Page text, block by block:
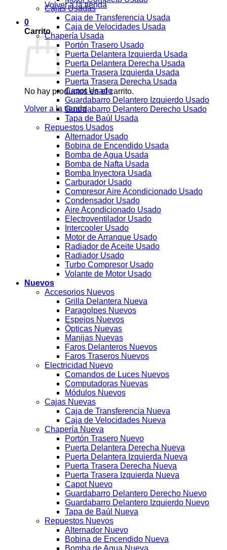
Volver a la tienda
0
Carrito
No hay productos en el carrito.
Volver a la tienda
Cajas Usadas
Caja de Transferencia Usada
Caja de Velocidades Usada
Chapería Usada
Portón Trasero Usado
Puerta Delantera Izquierda Usada
Puerta Delantera Derecha Usada
Puerta Trasera Izquierda Usada
Puerta Trasera Derecha Usada
Capot Usado
Guardabarro Delantero Izquierdo Usado
Guardabarro Delantero Derecho Usado
Tapa de Baúl Usada
Repuestos Usados
Alternador Usado
Bobina de Encendido Usada
Bomba de Agua Usada
Bomba de Nafta Usada
Bomba Inyectora Usada
Carburador Usado
Compresor Aire Acondicionado Usado
Condensador Usado
Aire Acondicionado Usado
Electroventilador Usado
Intercooler Usado
Motor de Arranque Usado
Radiador de Aceite Usado
Radiador Usado
Turbo Compresor Usado
Volante de Motor Usado
Nuevos
Accesorios Nuevos
Grilla Delantera Nueva
Paragolpes Nuevos
Espejos Nuevos
Ópticas Nuevas
Manijas Nuevas
Faros Delanteros Nuevos
Faros Traseros Nuevos
Electricidad Nuevo
Comandos de Luces Nuevos
Computadoras Nuevas
Módulos Nuevos
Cajas Nuevas
Caja de Transferencia Nueva
Caja de Velocidades Nueva
Chapería Nueva
Portón Trasero Nuevo
Puerta Delantera Derecha Nueva
Puerta Delantera Izquierda Nueva
Puerta Trasera Derecha Nueva
Puerta Trasera Izquierda Nueva
Capot Nuevo
Guardabarro Delantero Derecho Nuevo
Guardabarro Delantero Izquierdo Nuevo
Tapa de Baúl Nueva
Repuestos Nuevos
Alternador Nuevo
Bobina de Encendido Nueva
Bomba de Agua Nueva